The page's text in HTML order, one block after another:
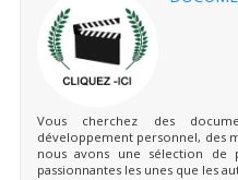
Vous cherchez des
développement personnel, des
nous avons une sélection de
passionnantes les unes que les